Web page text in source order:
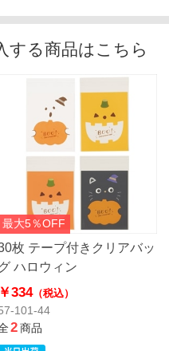
する商品はこちら
最大5％OFF
枚 テープ付きクリアバッ
ハロウィン
￥334（税込）
101-44
2商品